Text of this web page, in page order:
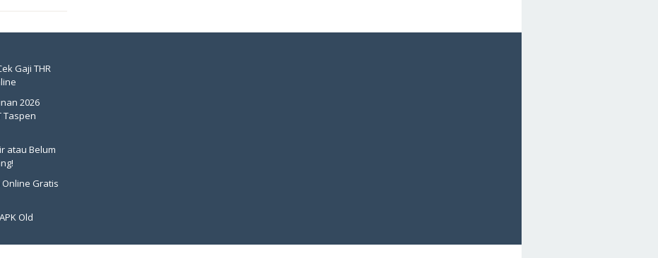
Gaji THR
2026
Taspen
atau Belum
Gratis
Old